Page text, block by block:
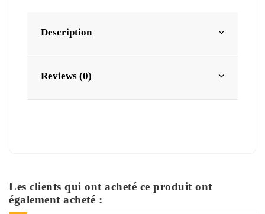
Description
Reviews (0)
Les clients qui ont acheté ce produit ont
également acheté :